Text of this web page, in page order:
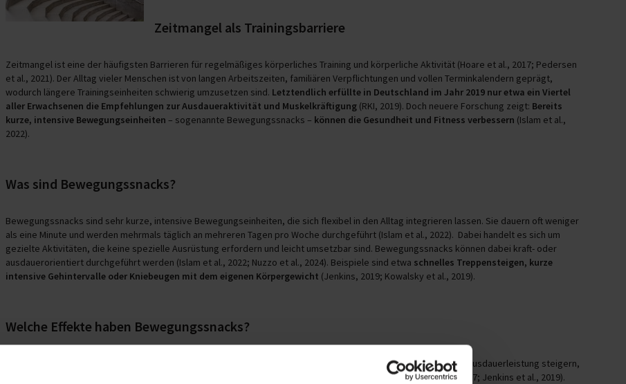
Zeitmangel als Trainingsbarriere
Zeitmangel ist eine der häufigsten Barrieren für regelmäßiges körperliches Training und körperliche Aktivität (Hoare et al., 2017; Pedersen
et al., 2021). Der Alltag vieler Menschen ist von langen Arbeitszeiten, familiären Verpflichtungen und vollen Terminkalendern geprägt,
wodurch längere Trainingseinheiten schwierig umzusetzen sind. Letztendlich erfüllte in Deutschland im Jahr 2019 nur etwa ein Viertel
aller Erwachsenen die Empfehlungen zur Ausdaueraktivität und Muskelkräftigung (RKI, 2019). Doch neuere Forschung zeigt: Bereits
kurze, intensive Bewegungseinheiten – sogenannte Bewegungssnacks – können die Gesundheit und Fitness verbessern (Islam et al.,
2022).
Was sind Bewegungssnacks?
Bewegungssnacks sind sehr kurze, intensive Bewegungseinheiten, die sich flexibel in den Alltag integrieren lassen. Sie dauern oft weniger
als eine Minute und werden mehrmals täglich an mehreren Tagen pro Woche durchgeführt (Islam et al., 2022). Dabei handelt es sich um
gezielte Aktivitäten, die keine spezielle Ausrüstung erfordern und leicht umsetzbar sind. Bewegungssnacks können dabei kraft- oder
ausdauerorientiert durchgeführt werden (Islam et al., 2022; Nuzzo et al., 2024). Beispiele sind etwa schnelles Treppensteigen, kurze
intensive Gehintervalle oder Kniebeugen mit dem eigenen Körpergewicht (Jenkins, 2019; Kowalsky et al., 2019).
Welche Effekte haben Bewegungssnacks?
auf verschiedene gesundheitliche Parameter. Sie können die Ausdauerleistung steigern,
indem sie das Herz-Kreislaufsystem stärken und die maximale Sauerstoffaufnahme verbessern (Allison et al., 2017; Jenkins et al., 2019).